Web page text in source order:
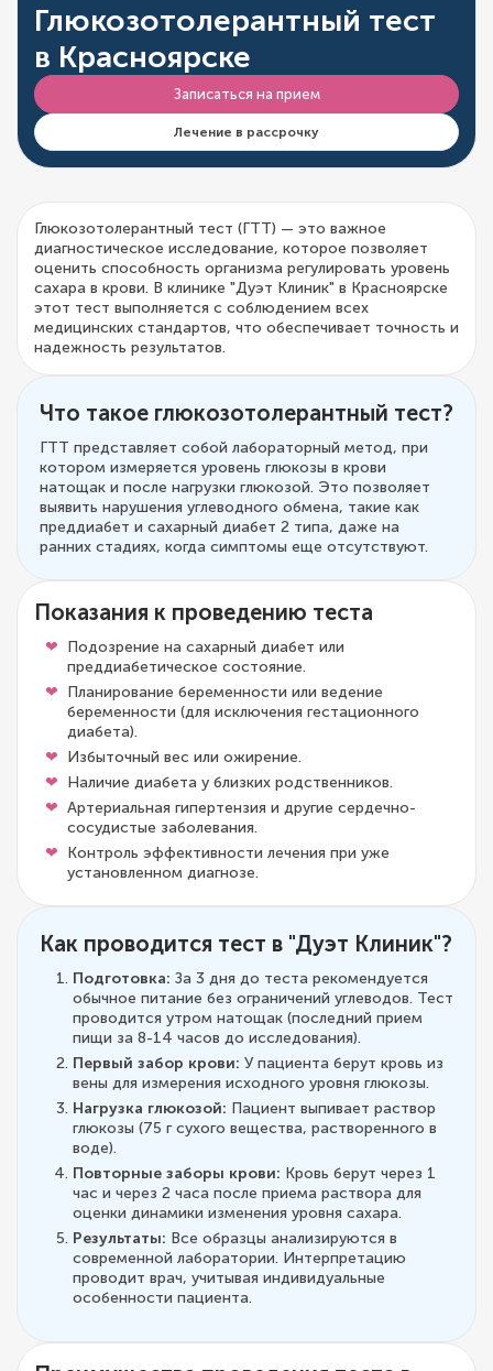
Глюкозотолерантный тест
в Красноярске
Записаться на прием
Лечение в рассрочку
Глюкозотолерантный тест (ГТТ) — это важное
диагностическое исследование, которое позволяет
оценить способность организма регулировать уровень
сахара в крови. В клинике "Дуэт Клиник" в Красноярске
этот тест выполняется с соблюдением всех
медицинских стандартов, что обеспечивает точность и
надежность результатов.
Что такое глюкозотолерантный тест?
ГТТ представляет собой лабораторный метод, при
котором измеряется уровень глюкозы в крови
натощак и после нагрузки глюкозой. Это позволяет
выявить нарушения углеводного обмена, такие как
преддиабет и сахарный диабет 2 типа, даже на
ранних стадиях, когда симптомы еще отсутствуют.
Показания к проведению теста
Подозрение на сахарный диабет или
преддиабетическое состояние.
Планирование беременности или ведение
беременности (для исключения гестационного
диабета).
Избыточный вес или ожирение.
Наличие диабета у близких родственников.
Артериальная гипертензия и другие сердечно-
сосудистые заболевания.
Контроль эффективности лечения при уже
установленном диагнозе.
Как проводится тест в "Дуэт Клиник"?
Подготовка: За 3 дня до теста рекомендуется
обычное питание без ограничений углеводов. Тест
проводится утром натощак (последний прием
пищи за 8-14 часов до исследования).
Первый забор крови: У пациента берут кровь из
вены для измерения исходного уровня глюкозы.
Нагрузка глюкозой: Пациент выпивает раствор
глюкозы (75 г сухого вещества, растворенного в
воде).
Повторные заборы крови: Кровь берут через 1
час и через 2 часа после приема раствора для
оценки динамики изменения уровня сахара.
Результаты: Все образцы анализируются в
современной лаборатории. Интерпретацию
проводит врач, учитывая индивидуальные
особенности пациента.